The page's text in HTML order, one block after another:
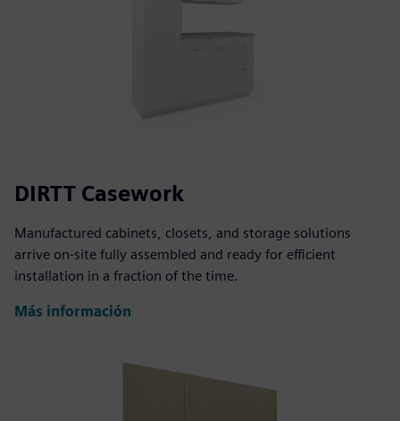
DIRTT Casework
Manufactured cabinets, closets, and storage solutions
arrive on-site fully assembled and ready for efficient
installation in a fraction of the time.
Más información